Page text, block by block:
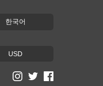
한국어
USD